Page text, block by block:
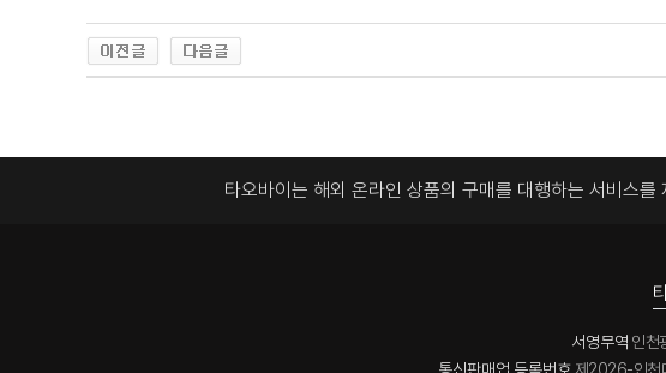
타오바이는 해외 온라인 상품의 구매를 대행하는 서비스를
서영무역 인천